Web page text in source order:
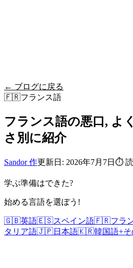
← ブログに戻る
🇫🇷フランス語
フランス語の悪口, よ
さ別に紹介
Sandor 作更新日: 2026年7月7日 ⏱
学ぶ準備はできた?
始める言語を選ぼう!
🇬🇧英語🇪🇸スペイン語🇫🇷フラ
タリア語🇯🇵日本語🇰🇷韓国語+そ